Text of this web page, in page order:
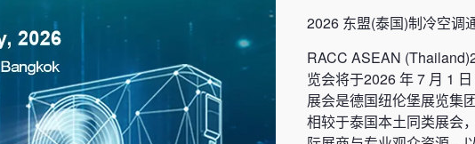
2026 东盟(泰国)制冷空调
RACC ASEAN
览会将于2026 年 7 月 1
展会是德国纽伦堡展览集
相较于泰国本土同类展会